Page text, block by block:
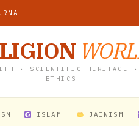
• SCIENTIFIC HERITAGE •
ETHICS
ISLAM JAINISM